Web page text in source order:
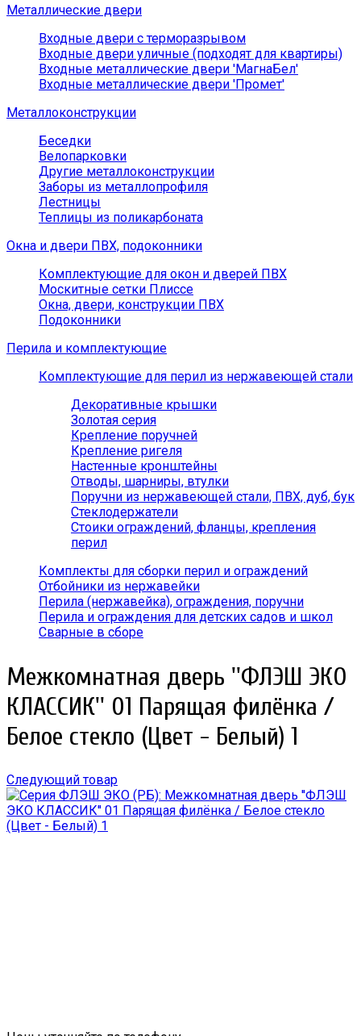
Металлические двери
Входные двери с терморазрывом
Входные двери уличные (подходят для квартиры)
Входные металлические двери 'МагнаБел'
Входные металлические двери 'Промет'
Металлоконструкции
Беседки
Велопарковки
Другие металлоконструкции
Заборы из металлопрофиля
Лестницы
Теплицы из поликарбоната
Окна и двери ПВХ, подоконники
Комплектующие для окон и дверей ПВХ
Москитные сетки Плиссе
Окна, двери, конструкции ПВХ
Подоконники
Перила и комплектующие
Комплектующие для перил из нержавеющей стали
Декоративные крышки
Золотая серия
Крепление поручней
Крепление ригеля
Настенные кронштейны
Отводы, шарниры, втулки
Поручни из нержавеющей стали, ПВХ, дуб, бук
Стеклодержатели
Стоики ограждений, фланцы, крепления
перил
Комплекты для сборки перил и ограждений
Отбойники из нержавейки
Перила (нержавейка), ограждения, поручни
Перила и ограждения для детских садов и школ
Сварные в сборе
Межкомнатная дверь ''ФЛЭШ ЭКО
КЛАССИК'' 01 Парящая филёнка /
Белое стекло (Цвет - Белый) 1
Следующий товар